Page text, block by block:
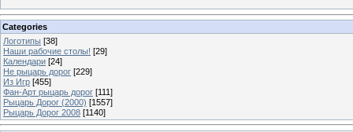
Categories
Логотипы [38]
Наши рабочие столы! [29]
Календари [24]
Не рыцарь дорог [229]
Из Игр [455]
Фан-Арт рыцарь дорог [111]
Рыцарь Дорог (2000) [1557]
Рыцарь Дорог 2008 [1140]